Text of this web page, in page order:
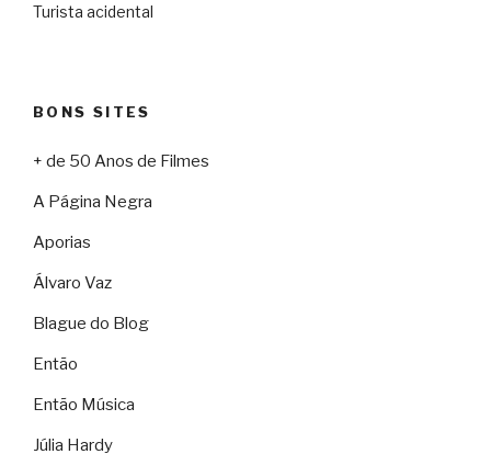
Turista acidental
BONS SITES
+ de 50 Anos de Filmes
A Página Negra
Aporias
Álvaro Vaz
Blague do Blog
Então
Então Música
Júlia Hardy